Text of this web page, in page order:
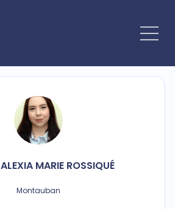
ALEXIA MARIE ROSSIQUÉ
Montauban